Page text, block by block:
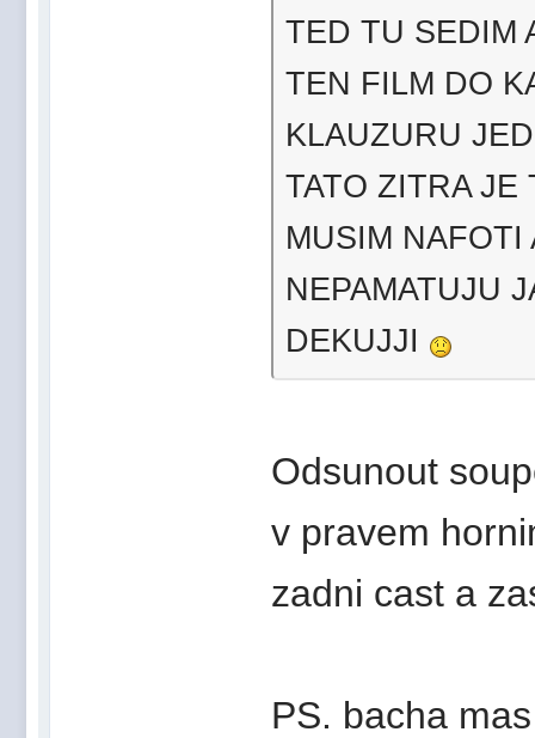
TED TU SEDIM
TEN FILM DO
KLAUZURU
TATO ZITRA JE
MUSIM
NEPAMATUJU
DEKUJJI
Odsunout
v pravem
zadni cast a
PS. bacha